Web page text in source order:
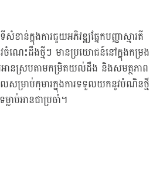
ាន់ក្នុងការជួយអភិវឌ្ឍផ្នែកបញ្ញាស្មារតី
វចំណេះដឹងថ្មីៗ មានប្រយោជន៍នៅក្នុងកម្រង
នស្របតាមកម្រិតយល់ដឹង និងសមត្ថភាព
សម្រាប់កុមារក្នុងការទទួលយកនូវបំណិនថ្មី
លាប់អានជាប្រចាំ។